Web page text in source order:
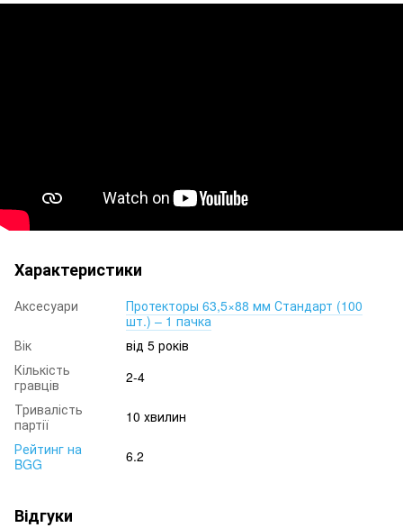
Характеристики
Аксесуари
Протекторы 63,5×88 мм Стандарт (100
шт.) – 1 пачка
Вік
від 5 років
Кількість
гравців
2-4
Тривалість
партії
10 хвилин
Рейтинг на
BGG
6.2
Відгуки